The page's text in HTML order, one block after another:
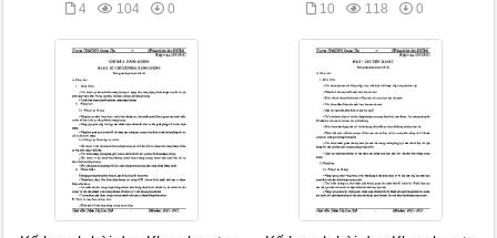
4 104 0 10 118 0